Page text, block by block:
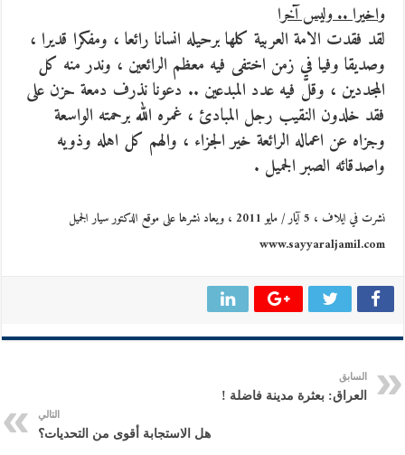
واخيرا .. وليس آخرا
لقد فقدت الامة العربية كلها برحيله انسانا رائعا ، ومفكرا قديرا ،
وصديقا وفيا في زمن اختفى فيه معظم الرائعين ، وندر منه كل
المجددين ، وقلّ فيه عدد المبدعين .. دعونا نذرف دمعة حزن على
فقد خلدون النقيب رجل المبادئ ، غمره الله برحمته الواسعة
وجزاه عن اعماله الرائعة خير الجزاء ، والهم كل اهله وذويه
واصدقائه الصبر الجميل .
نشرت في ايلاف ، 5 آيار / مايو 2011 ، ويعاد نشرها على موقع الدكتور سيار الجميل
www.sayyaraljamil.com
السابق
العراق: بعثرة مدينة فاضلة !
التالي
هل الاستجابة أقوى من التحديات؟